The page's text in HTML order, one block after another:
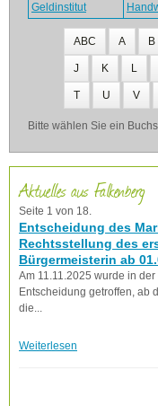
Geldinstitut
ABC A B
J K L
T U V
Bitte wählen Sie ein
Aktuelles aus Falkenberg
Seite 1 von 18.
Entscheidung des
Rechtsstellung des
Bürgermeisterin ab
Am 11.11.2025 wurde in
Entscheidung getroffen, ab
die...
Weiterlesen